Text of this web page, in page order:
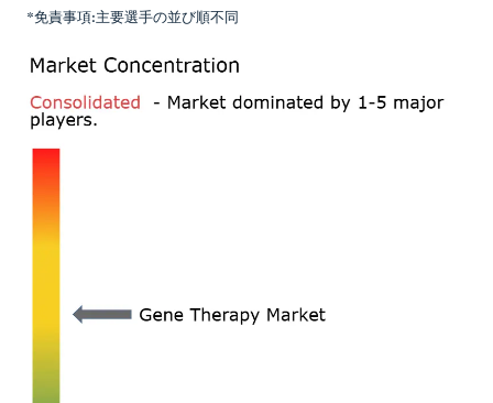
*免責事項:主要選手の並び順不同